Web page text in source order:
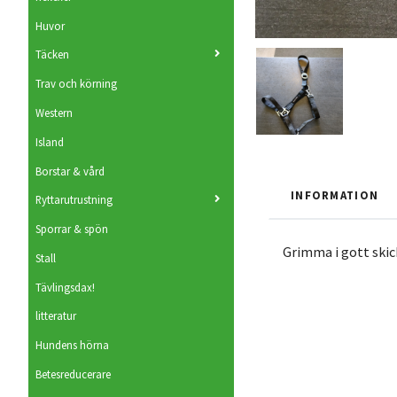
Huvor
Täcken
Trav och körning
Western
Island
Borstar & vård
Ryttarutrustning
Sporrar & spön
Stall
Tävlingsdax!
litteratur
Hundens hörna
Betesreducerare
INFORMATION
Grimma i gott